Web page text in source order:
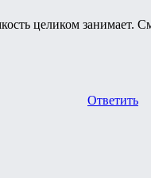
целиком занимает.
Ответить